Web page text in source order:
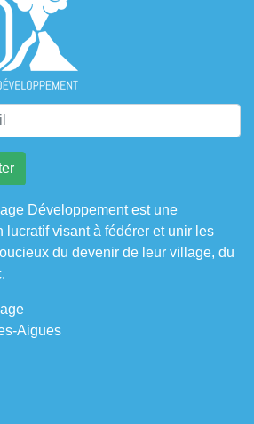
Développement est une
lucratif visant à fédérer et unir les
du devenir de leur village, du
Aigues